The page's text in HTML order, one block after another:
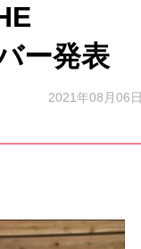
ー発表
2021年08月06日